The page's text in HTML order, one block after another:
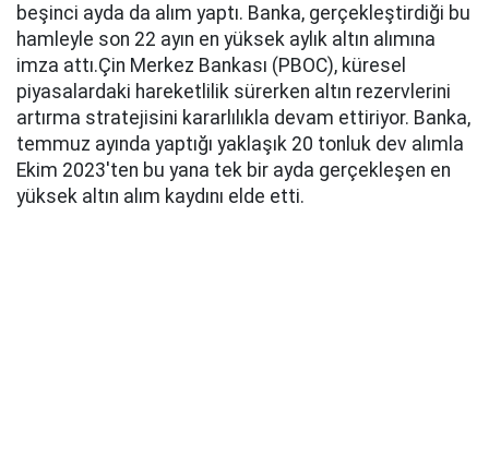
beşinci ayda da alım yaptı. Banka, gerçekleştirdiği bu
hamleyle son 22 ayın en yüksek aylık altın alımına
imza attı.Çin Merkez Bankası (PBOC), küresel
piyasalardaki hareketlilik sürerken altın rezervlerini
artırma stratejisini kararlılıkla devam ettiriyor. Banka,
temmuz ayında yaptığı yaklaşık 20 tonluk dev alımla
Ekim 2023'ten bu yana tek bir ayda gerçekleşen en
yüksek altın alım kaydını elde etti.